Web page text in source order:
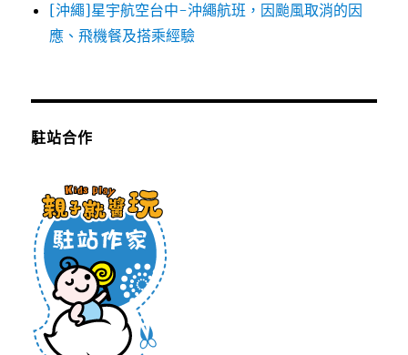
[沖繩]星宇航空台中-沖繩航班，因颱風取消的因
應、飛機餐及搭乘經驗
駐站合作